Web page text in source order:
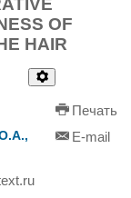
OF
HAIR
Печать
E-mail